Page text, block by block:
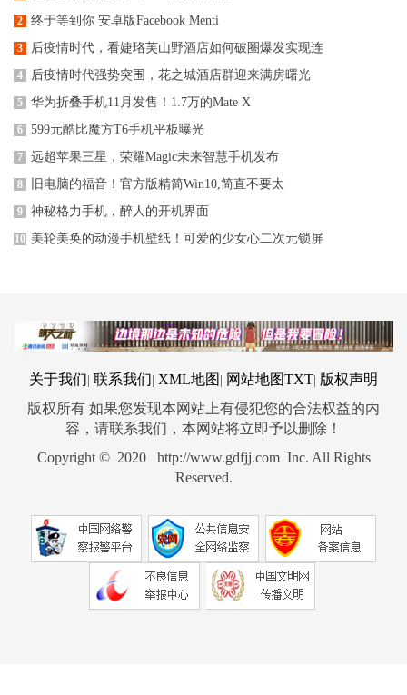
2 终于等到你 安卓版Facebook Menti
3 后疫情时代，看婕珞芙山野酒店如何破圈爆发实现连
4 后疫情时代强势突围，花之城酒店群迎来满房曙光
5 华为折叠手机11月发售！1.7万的Mate X
6 599元酷比魔方T6手机平板曝光
7 远超苹果三星，荣耀Magic未来智慧手机发布
8 旧电脑的福音！官方版精简Win10,简直不要太
9 神秘格力手机，醉人的开机界面
10 美轮美奂的动漫手机壁纸！可爱的少女心二次元锁屏
关于我们 联系我们 XML地图 网站地图TXT 版权声明
版权所有 如果您发现本网站上有侵犯您的合法权益的内
容，请联系我们，本网站将立即予以删除！
Copyright © 2020 http://www.gdfjj.com Inc. All Rights
Reserved.